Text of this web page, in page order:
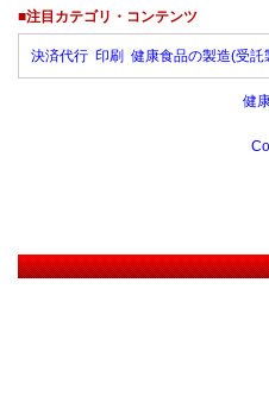
■注目カテゴリ・コンテンツ
決済代行 印刷 健康食品の製造(受託
健